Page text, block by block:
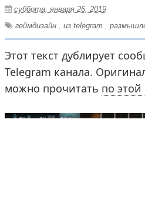
суббота, января 26, 2019
геймдизайн , из telegram ,
Этот текст дублирует
Telegram канала.
можно прочитать по этой